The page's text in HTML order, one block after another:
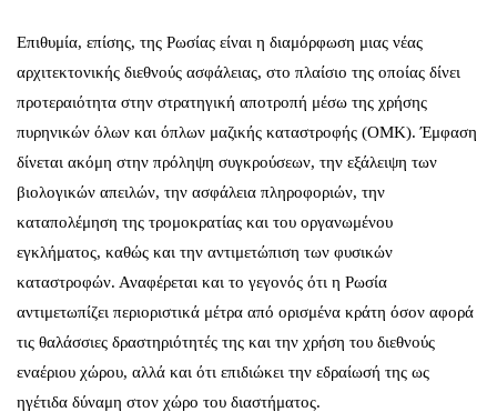
Επιθυμία, επίσης, της Ρωσίας είναι η διαμόρφωση μιας νέας
αρχιτεκτονικής διεθνούς ασφάλειας, στο πλαίσιο της οποίας δίνει
προτεραιότητα στην στρατηγική αποτροπή μέσω της χρήσης
πυρηνικών όλων και όπλων μαζικής καταστροφής (ΟΜΚ). Έμφαση
δίνεται ακόμη στην πρόληψη συγκρούσεων, την εξάλειψη των
βιολογικών απειλών, την ασφάλεια πληροφοριών, την
καταπολέμηση της τρομοκρατίας και του οργανωμένου
εγκλήματος, καθώς και την αντιμετώπιση των φυσικών
καταστροφών. Αναφέρεται και το γεγονός ότι η Ρωσία
αντιμετωπίζει περιοριστικά μέτρα από ορισμένα κράτη όσον αφορά
τις θαλάσσιες δραστηριότητές της και την χρήση του διεθνούς
εναέριου χώρου, αλλά και ότι επιδιώκει την εδραίωσή της ως
ηγέτιδα δύναμη στον χώρο του διαστήματος.